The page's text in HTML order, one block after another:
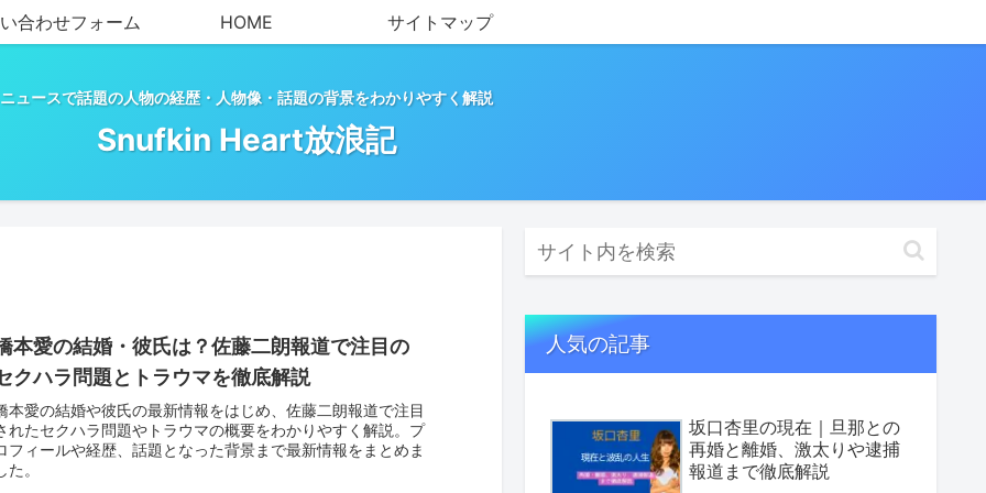
ニュースで話題の人物の経歴・人物像・話題の背景をわかりやすく解説
Snufkin Heart放浪記
合わせフォーム HOME サイトマップ
本愛の結婚・彼氏は？佐藤二朗報道で注目の
クハラ問題とトラウマを徹底解説
本愛の結婚や彼氏の最新情報をはじめ、佐藤二朗報道で注目
れたセクハラ問題やトラウマの概要をわかりやすく解説。プ
フィールや経歴、話題となった背景まで最新情報をまとめま
た。
人気の記事
坂口杏里の現在｜旦那との
再婚と離婚、激太りや逮捕
報道まで徹底解説